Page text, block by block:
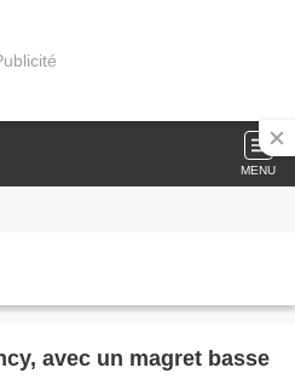
MENU
avec un magret basse